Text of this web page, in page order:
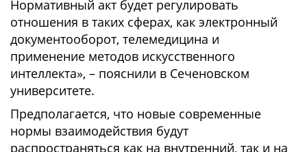
Нормативный акт будет регулировать
отношения в таких сферах, как электронный
документооборот, телемедицина и
применение методов искусственного
интеллекта», – пояснили в Сеченовском
университете.
Предполагается, что новые современные
нормы взаимодействия будут
распространяться как на внутренний, так и на